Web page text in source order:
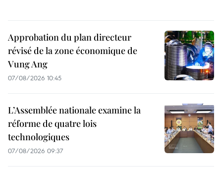
Approbation du plan directeur
révisé de la zone économique de
Vung Ang
07/08/2026 10:45
L’Assemblée nationale examine la
réforme de quatre lois
technologiques
07/08/2026 09:37